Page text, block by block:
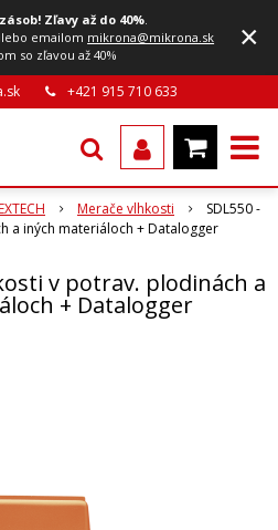
Zľavy až do 40%.
emailom mikrona@mikrona.sk
so zľavou až 40%
×
+421 915 710 633
Merače vlhkosti
SDL550 -
a iných materiáloch + Datalogger
v potrav. plodinách a
+ Datalogger